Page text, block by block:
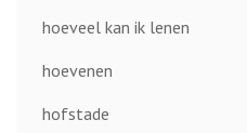
hoeveel kan ik lenen
hoevenen
hofstade